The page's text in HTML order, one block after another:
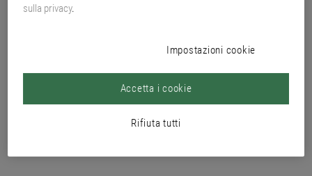
sulla privacy.
Impostazioni cookie
Rifiuta tutti
Accetta i cookie